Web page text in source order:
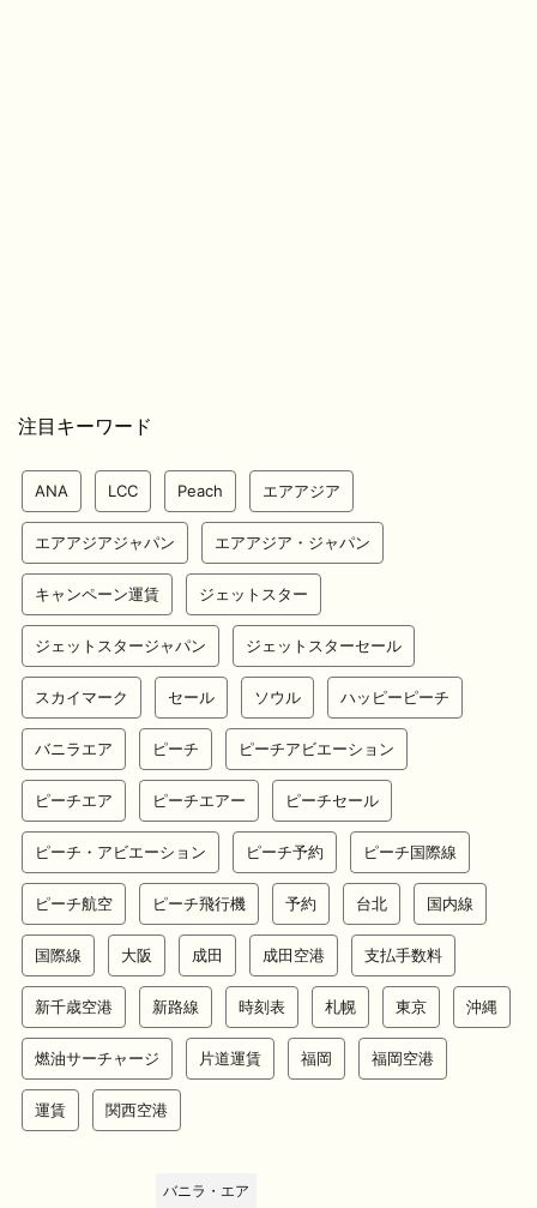
注目キーワード
ANA LCC Peach エアアジア
エアアジアジャパン エアアジア・ジャパン
キャンペーン運賃 ジェットスター
ジェットスタージャパン ジェットスターセール
スカイマーク セール ソウル ハッピーピーチ
バニラエア ピーチ ピーチアビエーション
ピーチエア ピーチエアー ピーチセール
ピーチ・アビエーション ピーチ予約 ピーチ国際線
ピーチ航空 ピーチ飛行機 予約 台北 国内線
国際線 大阪 成田 成田空港 支払手数料
新千歳空港 新路線 時刻表 札幌 東京 沖縄
燃油サーチャージ 片道運賃 福岡 福岡空港
運賃 関西空港
バニラ・エア